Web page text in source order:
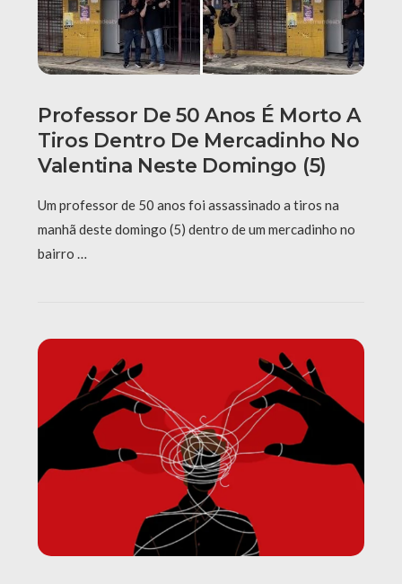
Professor De 50 Anos É Morto A
Tiros Dentro De Mercadinho No
Valentina Neste Domingo (5)
Um professor de 50 anos foi assassinado a tiros na
manhã deste domingo (5) dentro de um mercadinho no
bairro …